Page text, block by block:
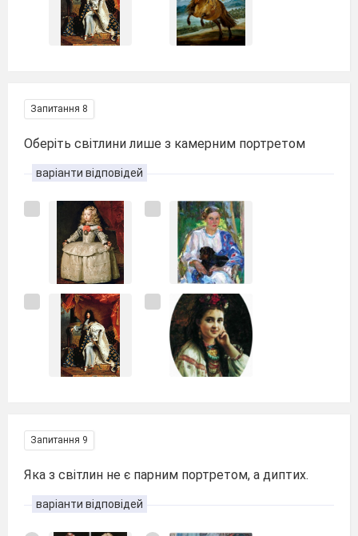
Запитання 8
Оберіть світлини лише з камерним портретом
варіанти відповідей
Запитання 9
Яка з світлин не є парним портретом, а диптих.
варіанти відповідей